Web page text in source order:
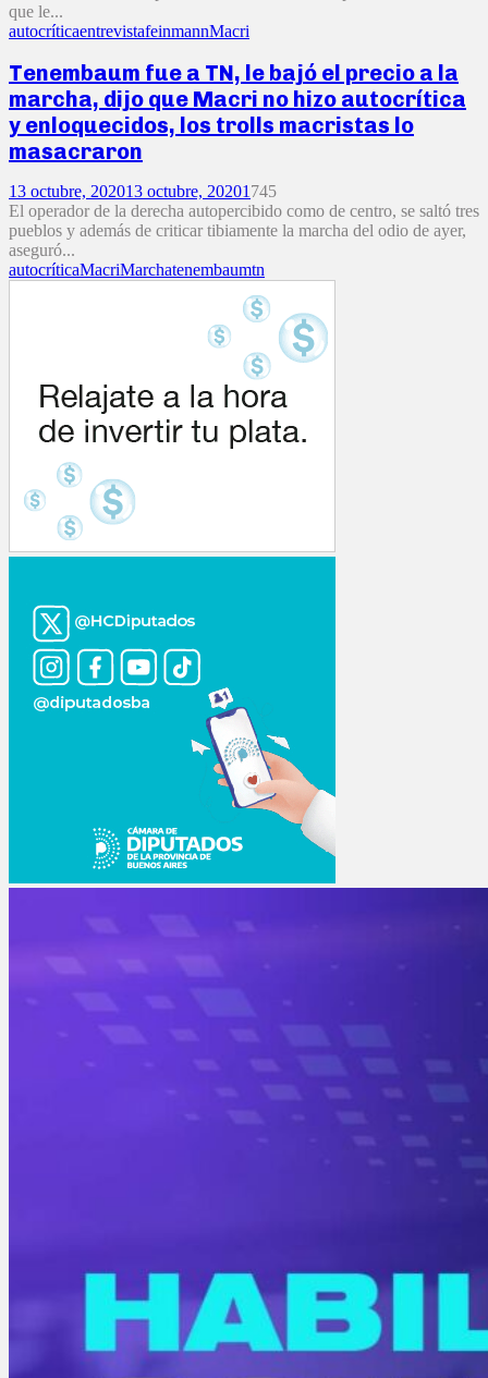
que le...
autocríticaentrevistafeinmannMacri
Tenembaum fue a TN, le bajó el precio a la
marcha, dijo que Macri no hizo autocrítica
y enloquecidos, los trolls macristas lo
masacraron
13 octubre, 202013 octubre, 20201745
El operador de la derecha autopercibido como de centro, se saltó tres
pueblos y además de criticar tibiamente la marcha del odio de ayer,
aseguró...
autocríticaMacriMarchatenembaumtn